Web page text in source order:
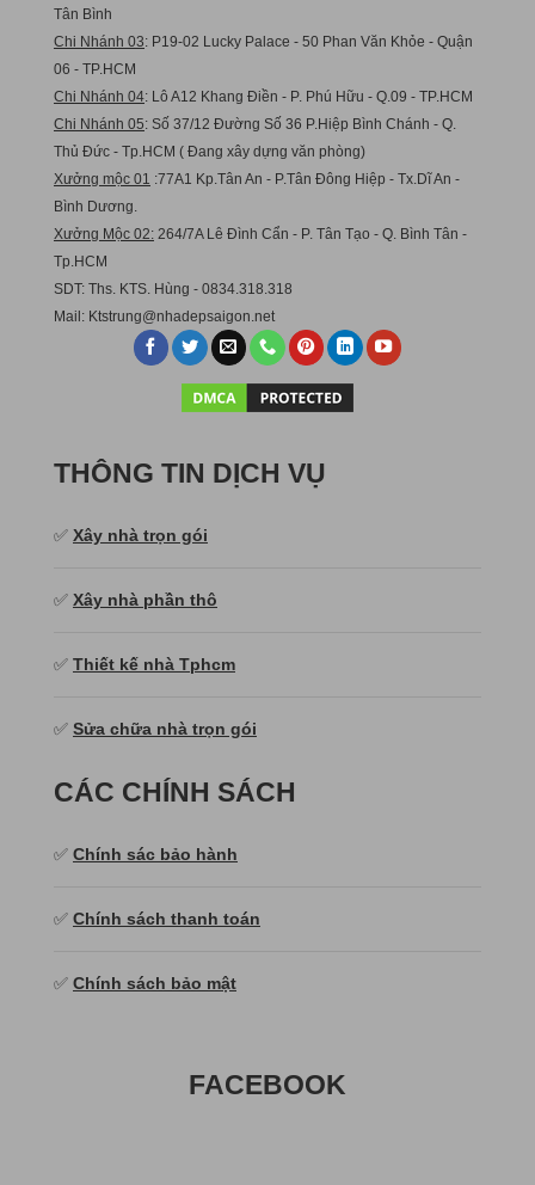
Tân Bình
Chi Nhánh 03: P19-02 Lucky Palace - 50 Phan Văn Khỏe - Quận
06 - TP.HCM
Chi Nhánh 04: Lô A12 Khang Điền - P. Phú Hữu - Q.09 - TP.HCM
Chi Nhánh 05: Số 37/12 Đường Số 36 P.Hiệp Bình Chánh - Q.
Thủ Đức - Tp.HCM ( Đang xây dựng văn phòng)
Xưởng mộc 01
:77A1 Kp.Tân An - P.Tân Đông Hiệp - Tx.Dĩ An -
Bình Dương.
Xưởng Mộc 02: 264/7A Lê Đình Cẩn - P. Tân Tạo - Q. Bình Tân -
Tp.HCM
SDT: Ths. KTS. Hùng - 0834.318.318
Mail: Ktstrung@nhadepsaigon.net
THÔNG TIN DỊCH VỤ
✅ Xây nhà trọn gói
✅ Xây nhà phần thô
✅ Thiết kế nhà Tphcm
✅ Sửa chữa nhà trọn gói
CÁC CHÍNH SÁCH
✅ Chính sác bảo hành
✅ Chính sách thanh toán
✅ Chính sách bảo mật
FACEBOOK